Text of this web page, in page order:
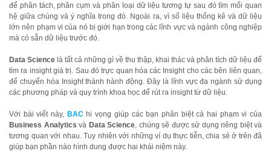
để phân tách, phân cụm và phân loại dữ liệu tương tự sau đó tìm mối quan
hệ giữa chúng và ý nghĩa trong đó. Ngoài ra, vì số liệu thống kê và dữ liệu
lớn nên phạm vi của nó bị giới hạn trong các lĩnh vực và ngành công nghiệp
mà có sẵn dữ liệu trước đó.
Data Science là tất cả những gì về thu thập, khai thác và phân tích dữ liệu để
tìm ra insight giá trị. Sau đó trực quan hóa các Insight cho các bên liên quan,
để chuyển hóa Insight thành hành động. Đây là lĩnh vực đa ngành sử dụng
các phương pháp và quy trình khoa học để rút ra insight từ dữ liệu.
Với bài viết này, BAChi vọng giúp các bạn phân biệt cả hai phạm vi của
Business Analytics và Data Science , chúng sẽ được sử dụng riêng biệt và
tương quan với nhau. Tuy nhiên với những ví dụ thực tiễn, chia sẻ ở trên đã
giúp bạn phần nào hình dung được hai khái niệm này.